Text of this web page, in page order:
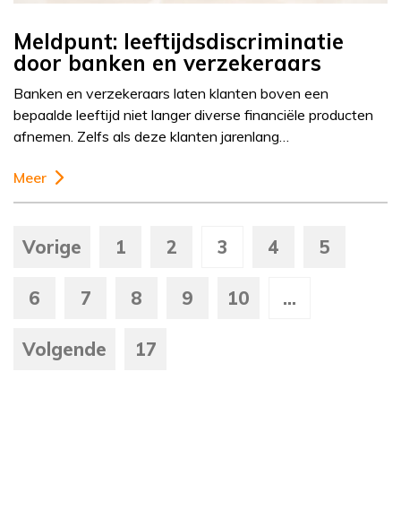
Meldpunt: leeftijdsdiscriminatie
door banken en verzekeraars
Banken en verzekeraars laten klanten boven een
bepaalde leeftijd niet langer diverse financiële producten
afnemen. Zelfs als deze klanten jarenlang…
Meer
Vorige 1 2 3 4 5
6 7 8 9 10 ...
Volgende 17